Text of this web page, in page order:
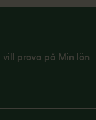
vill prova på Min lön